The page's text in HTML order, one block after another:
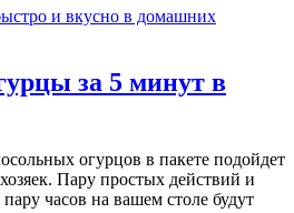
за 5 минут в
огурцов в пакете подойдет
Пару простых действий и
часов на вашем столе будут